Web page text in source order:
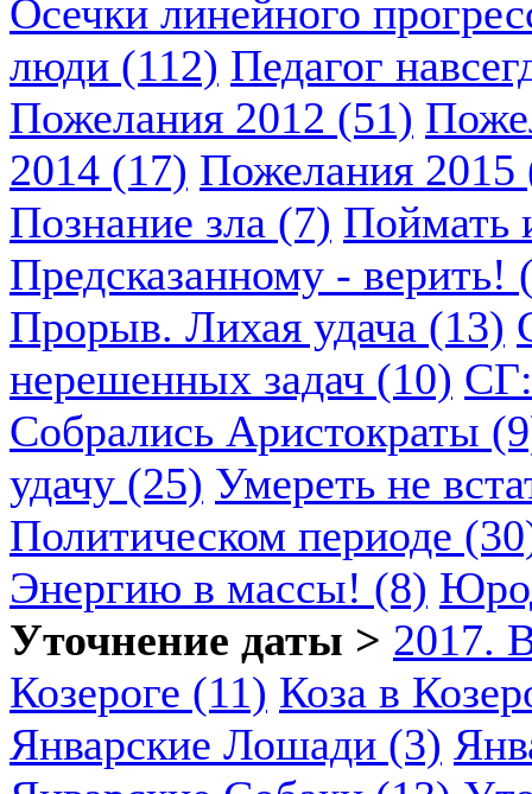
Осечки линейного
люди (112) Педагог
Пожелания 2012 (51)
2014 (17) Пожелания 2015
Познание зла (7) Поймать
Предсказанному - верить!
Прорыв. Лихая удача (13)
нерешенных задач (10)
Собрались Аристократы
удачу (25) Умереть не
Политическом периоде
Энергию в массы! (8)
Уточнение даты > 2017.
Козероге (11) Коза в
Январские Лошади (3)